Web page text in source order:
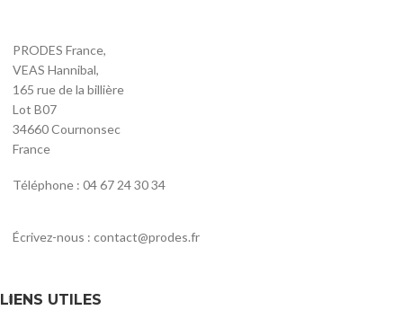
PRODES France,
VEAS Hannibal,
165 rue de la billière
Lot B07
34660 Cournonsec
France
Téléphone : 04 67 24 30 34
Écrivez-nous : contact@prodes.fr
LIENS UTILES